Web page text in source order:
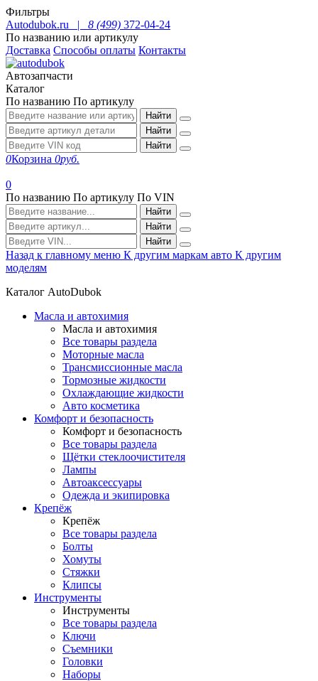
Фильтры
Autodubok.ru |
8 (499) 372-04-24
По названию или артикулу
Доставка Способы оплаты Контакты
Автозапчасти
Каталог
По названию По артикулу
Найти
Найти
Найти
0Корзина 0руб.
0
По названию По артикулу По VIN
Найти
Найти
Найти
Назад к главному меню К другим маркам авто К другим
моделям
Каталог AutoDubok
Масла и автохимия
Масла и автохимия
Все товары раздела
Моторные масла
Трансмиссионные масла
Тормозные жидкости
Охлаждающие жидкости
Авто косметика
Комфорт и безопасность
Комфорт и безопасность
Все товары раздела
Щётки стеклоочистителя
Лампы
Автоаксессуары
Одежда и экипировка
Крепёж
Крепёж
Все товары раздела
Болты
Хомуты
Стяжки
Клипсы
Инструменты
Инструменты
Все товары раздела
Ключи
Съемники
Головки
Наборы